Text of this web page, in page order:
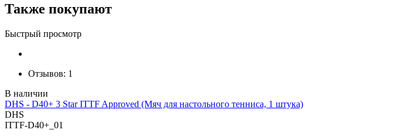
Также покупают
Быстрый просмотр
Отзывов: 1
DHS - D40+ 3 Star ITTF Approved (Мяч для настольного тенниса, 1 штука)
DHS
ITTF-D40+_01